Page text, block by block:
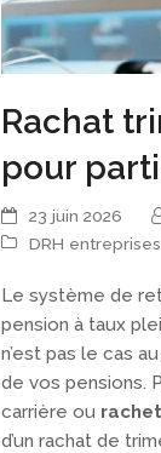
Rachat
pour
23 juin 2026
DRH entreprises
Le système de
pension à taux
n’est pas le cas
de vos pensions.
carrière ou
d’un rachat de